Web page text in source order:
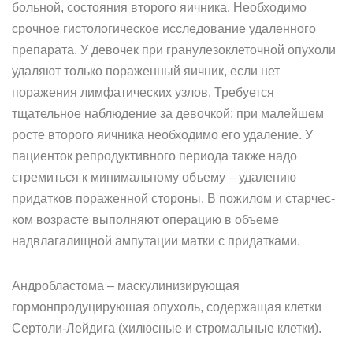
больной, состояния второго яичника. Необходимо
срочное гистологическое исследование удаленного
пре­парата. У девочек при гранулезоклеточной опухоли
удаляют только пораженный яичник, если нет
поражения лимфатических узлов. Требуется
тщательное наблюдение за девочкой: при малейшем
росте второго яичника необходимо его удаление. У
пациенток репродук­тивного периода также надо
стремиться к минимальному объе­му – удалению
придатков пораженной стороны. В пожилом и старчес­
ком возрасте выполняют операцию в объеме
надвлагалищной ампута­ции матки с придатками.
Андробластома – маскулинизирующая
гормонпродуцируюшая опу­холь, содержащая клетки
Сертоли-Лейдига (хилюсные и стромальные клетки).